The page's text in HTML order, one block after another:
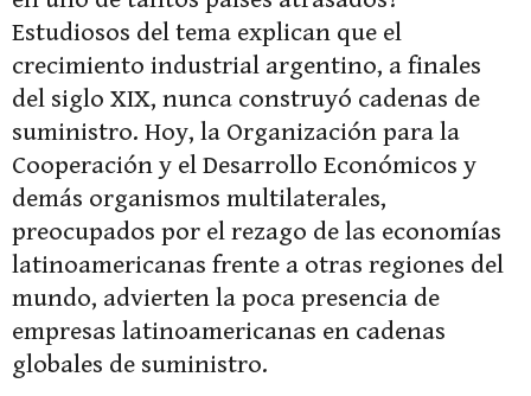
Estudiosos del tema explican que el
crecimiento industrial argentino, a finales
del siglo XIX, nunca construyó cadenas de
suministro. Hoy, la Organización para la
Cooperación y el Desarrollo Económicos y
demás organismos multilaterales,
preocupados por el rezago de las economías
latinoamericanas frente a otras regiones del
mundo, advierten la poca presencia de
empresas latinoamericanas en cadenas
globales de suministro.